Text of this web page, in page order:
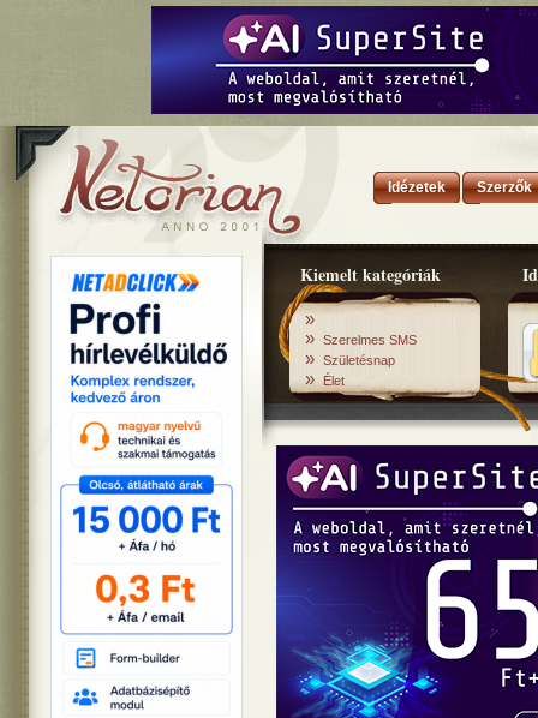
Idézetek Szerzők
Kiemelt kategóriák
»
» Szerelmes SMS
» Születésnap
» Élet